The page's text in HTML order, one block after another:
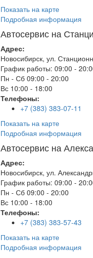
Показать на карте
Подробная информация
Автосервис на
Адрес:
Новосибирск, ул.
График работы: 09:00 -
Пн - Сб 09:00 - 20:00
Вс 10:00 - 18:00
Телефоны:
+7 (383) 383-07-11
Показать на карте
Подробная информация
Автосервис на
Адрес:
Новосибирск, ул.
График работы: 09:00 -
Пн - Сб 09:00 - 20:00
Вс 10:00 - 18:00
Телефоны:
+7 (383) 383-57-43
Показать на карте
Подробная информация